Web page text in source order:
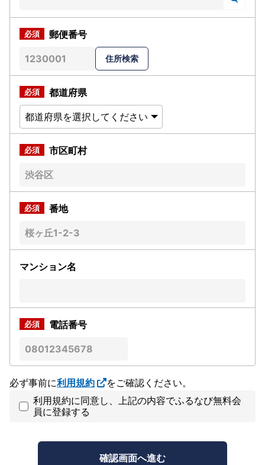
郵便番号
都道府県
市区町村
番地
マンション名
電話番号
必ず事前に利用規約
をご確認ください。
利用規約に同意し、上記の内容でふるなび無料会
員に登録する